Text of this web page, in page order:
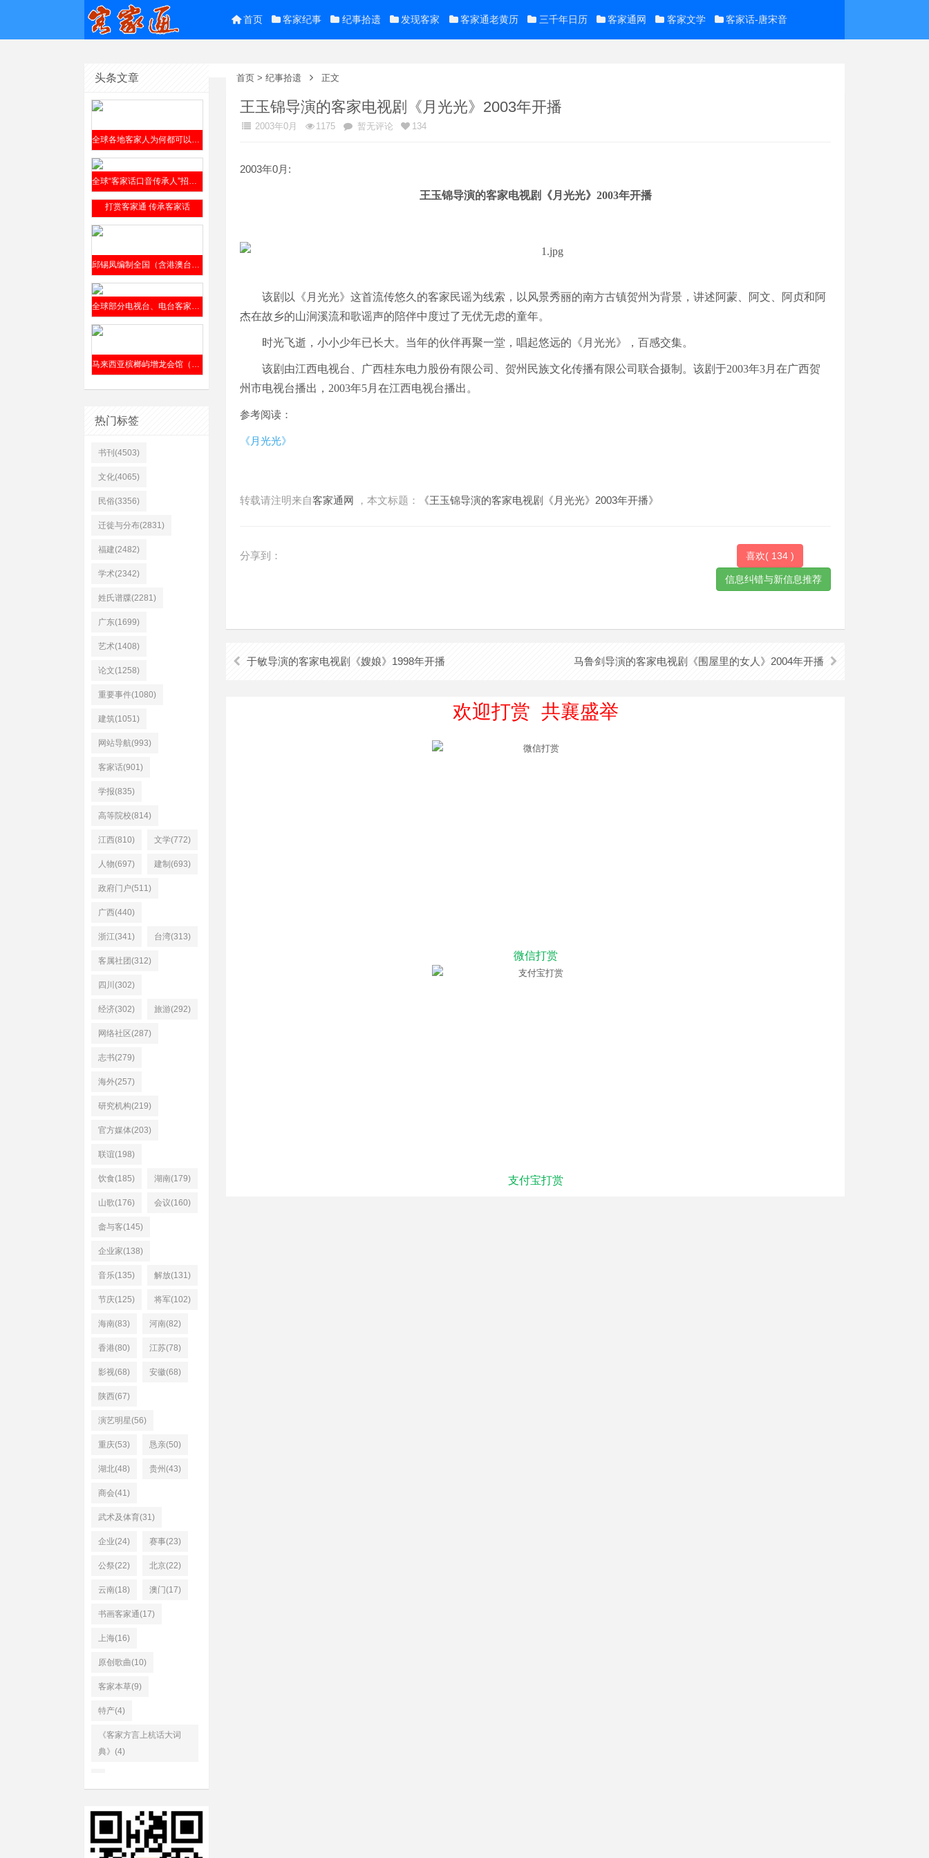
首页 客家纪事 纪事拾遗 发现客家 客家通老黄历 三千年日历 客家通网 客家文学 客家话-唐宋音
头条文章
全球各地客家人为何都可以参阅邱锡凤编撰的《客家方言上杭话大词典》？
全球“客家话口音传承人”招贤榜2019年9月4日公开发布
打赏客家通 传承客家话
邱锡凤编制全国（含港澳台）客家方言分布全表（征求意见稿）2019年8月12日发布
全球部分电视台、电台客家话节目介绍​
马来西亚槟榔屿增龙会馆（前身“仁胜公司”）清嘉庆六年（1801年）成立
热门标签
书刊(4503)
文化(4065)
民俗(3356)
迁徙与分布(2831)
福建(2482)
学术(2342)
姓氏谱牒(2281)
广东(1699)
艺术(1408)
论文(1258)
重要事件(1080)
建筑(1051)
网站导航(993)
客家话(901)
学报(835)
高等院校(814)
江西(810) 文学(772)
人物(697) 建制(693)
政府门户(511)
广西(440)
浙江(341) 台湾(313)
客属社团(312)
四川(302)
经济(302) 旅游(292)
网络社区(287)
志书(279)
海外(257)
研究机构(219)
官方媒体(203)
联谊(198)
饮食(185) 湖南(179)
山歌(176) 会议(160)
畲与客(145)
企业家(138)
音乐(135) 解放(131)
节庆(125) 将军(102)
海南(83) 河南(82)
香港(80) 江苏(78)
影视(68) 安徽(68)
陕西(67)
演艺明星(56)
重庆(53) 恳亲(50)
湖北(48) 贵州(43)
商会(41)
武术及体育(31)
企业(24) 赛事(23)
公祭(22) 北京(22)
云南(18) 澳门(17)
书画客家通(17)
上海(16)
原创歌曲(10)
客家本草(9)
特产(4)
《客家方言上杭话大词
典》(4)
首页 > 纪事拾遗 正文
王玉锦导演的客家电视剧《月光光》2003年开播
2003年0月 1175 暂无评论 134
2003年0月:
王玉锦导演的客家电视剧《月光光》 2003年开播
该剧以《月光光》这首流传悠久的客家民谣为线索，以风景秀丽的南方古镇贺州为背景，讲述阿蒙、阿文、阿贞和阿
杰在故乡的山涧溪流和歌谣声的陪伴中度过了无优无虑的童年。
时光飞逝，小小少年已长大。当年的伙伴再聚一堂，唱起悠远的《月光光》，百感交集。
该剧由江西电视台、广西桂东电力股份有限公司、贺州民族文化传播有限公司联合摄制。该剧于2003年3月在广西贺
州市电视台播出，2003年5月在江西电视台播出。
参考阅读：
《月光光》
转载请注明来自客家通网 ，本文标题： 《王玉锦导演的客家电视剧《月光光》2003年开播》
喜欢( 134 )
分享到：
于敏导演的客家电视剧《嫂娘》1998年开播 马鲁剑导演的客家电视剧《围屋里的女人》2004年开播
欢迎打赏 共襄盛举
微信打赏
支付宝打赏